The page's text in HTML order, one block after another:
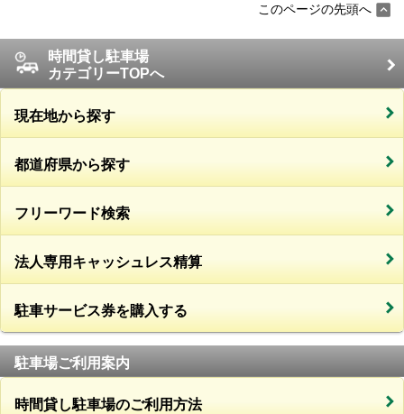
このページの先頭へ
時間貸し駐車場
カテゴリーTOPへ
現在地から探す
都道府県から探す
フリーワード検索
法人専用キャッシュレス精算
駐車サービス券を購入する
駐車場ご利用案内
時間貸し駐車場のご利用方法